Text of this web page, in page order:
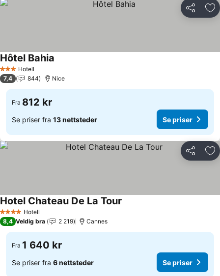
Del
3 StjernerHotell
Hôtel Bahia
7,4 844 Nice
Fra 812 kr
Se priser fra 13 nettsteder Se priser
Del
4 StjernerHotell
Hotel Chateau De La Tour
8,4 Veldig bra 2 219 Cannes
Fra 1 640 kr
Se priser fra 6 nettsteder Se priser